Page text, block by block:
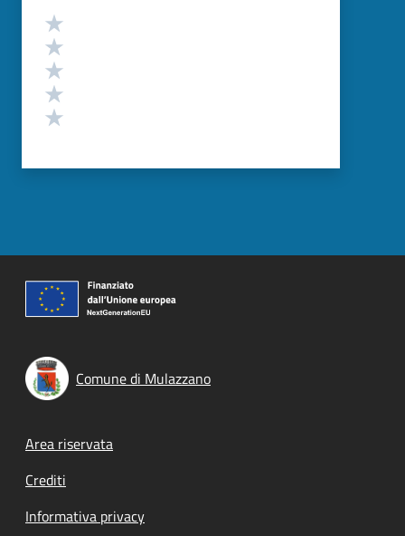
Valutazione
Comune di Mulazzano
Footer menu
Area riservata
Crediti
Informativa privacy